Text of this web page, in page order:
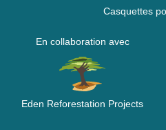
Casquettes
En collaboration avec
Eden Reforestation Projects